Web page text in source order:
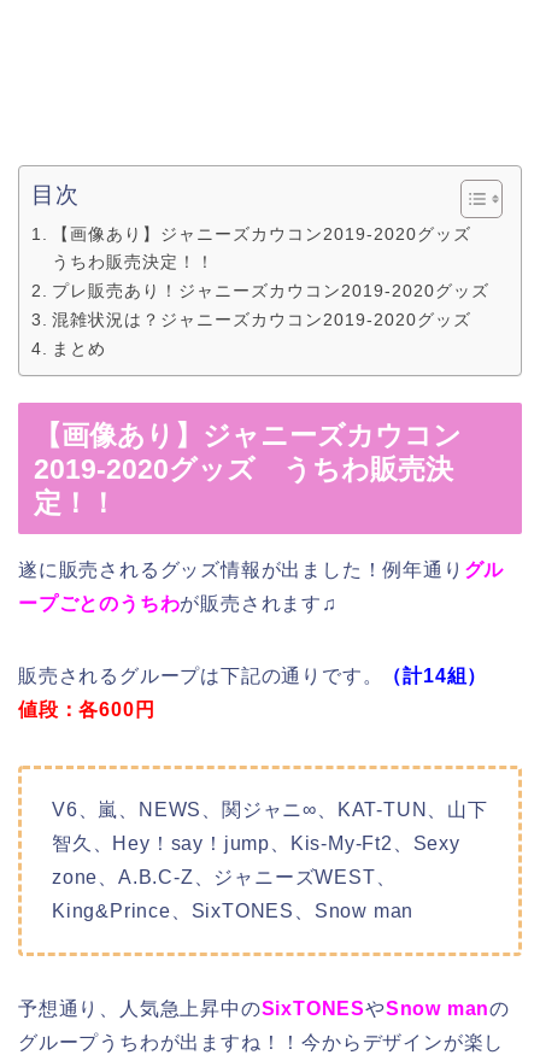
目次
【画像あり】ジャニーズカウコン2019-2020グッズ
うちわ販売決定！！
プレ販売あり！ジャニーズカウコン2019-2020グッズ
混雑状況は？ジャニーズカウコン2019-2020グッズ
まとめ
【画像あり】ジャニーズカウコン
2019-2020グッズ うちわ販売決
定！！
遂に販売されるグッズ情報が出ました！例年通り グル
ープごとのうちわが販売されます♫
販売されるグループは下記の通りです。
（計14組）
値段：各600円
V6、嵐、NEWS、関ジャニ∞、KAT-TUN、山下
智久、Hey！say！jump、Kis-My-Ft2、Sexy
zone、A.B.C-Z、ジャニーズWEST、
King&Prince、SixTONES、Snow man
予想通り、人気急上昇中のSixTONESやSnow manの
グループうちわが出ますね！！今からデザインが楽し